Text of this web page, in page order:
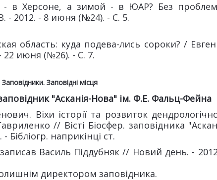
в Херсоне, а зимой - в ЮАР? Без
- 2012. - 8 июня (№24). - С. 5.
область: куда подева-лись сороки? /
22 июня (№26). - С. 7.
Заповідники. Заповідні місця
"Асканія-Нова" ім. Ф.Е. Фальц-Фейна
Віхи історії та розвиток
// Вісті Біосфер. заповідника
Бібліогр. наприкінці ст.
Василь Піддубняк // Новий день. -
директором заповідника.